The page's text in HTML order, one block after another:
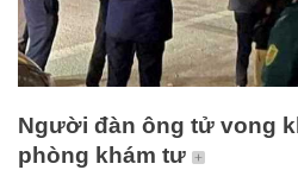
Người đàn ông tử vong
phòng khám tư